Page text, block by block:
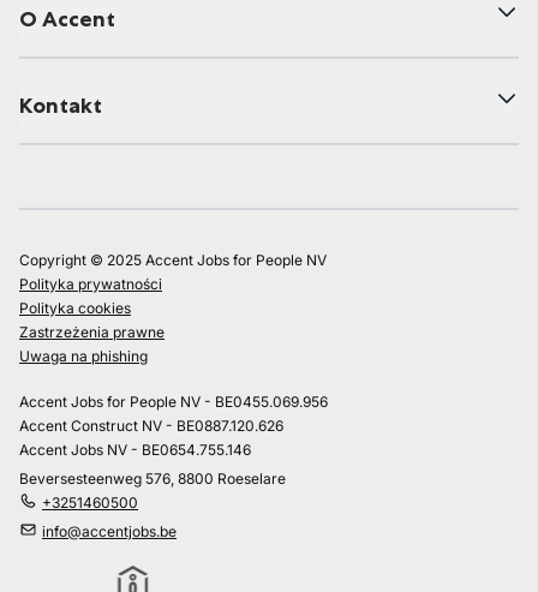
O Accent
Kontakt
Copyright © 2025 Accent Jobs for People NV
Polityka prywatności
Polityka cookies
Zastrzeżenia prawne
Uwaga na phishing
Accent Jobs for People NV - BE0455.069.956
Accent Construct NV - BE0887.120.626
Accent Jobs NV - BE0654.755.146
Beversesteenweg 576, 8800 Roeselare
+3251460500
info@accentjobs.be